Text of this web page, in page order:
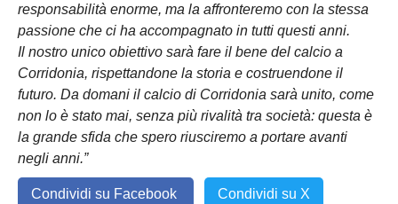
responsabilità enorme, ma la affronteremo con la stessa
passione che ci ha accompagnato in tutti questi anni.
Il nostro unico obiettivo sarà fare il bene del calcio a
Corridonia, rispettandone la storia e costruendone il
futuro. Da domani il calcio di Corridonia sarà unito, come
non lo è stato mai, senza più rivalità tra società: questa è
la grande sfida che spero riusciremo a portare avanti
negli anni.”
Condividi su Facebook Condividi su X